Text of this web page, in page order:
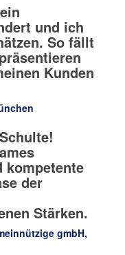
und ich
So fällt
Kunden
kompetente
der
Stärken.
gmbH,